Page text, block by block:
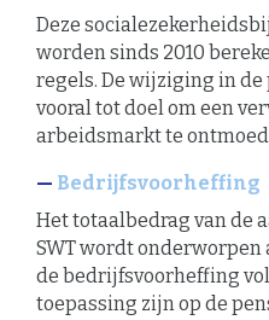
Deze
worden sinds 2010
regels. De wijziging in
vooral tot doel om een
arbeidsmarkt te
Bedrijfsvoorheffing
Het totaalbedrag van de
SWT wordt onderworpen
de bedrijfsvoorheffing
toepassing zijn op de